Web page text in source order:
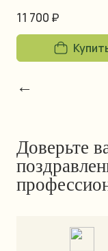
←
11 700 ₽
Доверьте